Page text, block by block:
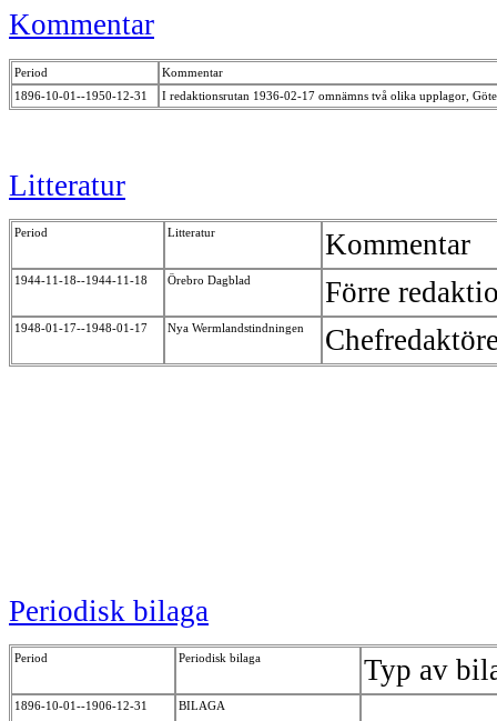
Kommentar
Period
Kommentar
1896-10-01--1950-12-31
I redaktionsrutan 1936-02-17 omnämns två olika upplagor,
Litteratur
Period Litteratur Kommentar
1944-11-18--1944-11-18 Örebro Dagblad Förre
1948-01-17--1948-01-17 Nya Wermlandstindningen
Periodisk bilaga
Period Periodisk bilaga Typ av
1896-10-01--1906-12-31 BILAGA